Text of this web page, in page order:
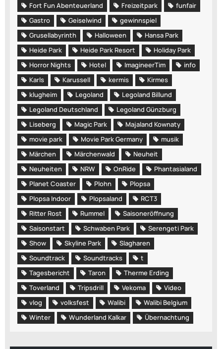
Fort Fun Abenteuerland Freizeitpark
funfair
Gastro
Geiselwind
gewinnspiel
Grusellabyrinth
Halloween
Hansa Park
Heide Park
Heide Park Resort
Holiday Park
Horror Nights
Hotel ImagineerTim
info
Karls
Karussell kermis
Kirmes
klugheim
Legoland
Legoland Billund
Legoland Deutschland
Legoland Günzburg
Liseberg
Magic Park
Majaland Kownaty
movie park
Movie Park Germany
musik
Märchen
Märchenwald
Neuheit
Neuheiten
NRW OnRide
Phantasialand
Planet Coaster
Plohn
Plopsa
Plopsa Indoor
Plopsaland
RCT3
Ritter Rost
Rummel
Saisoneröffnung
Saisonstart
Schwaben Park
Serengeti Park
Show
Skyline Park
Slagharen
Soundtrack
Soundtracks
t
Tagesbericht
Taron
Therme Erding
Toverland
Tripsdrill Vekoma
Video
vlog
volksfest Walibi
Walibi Belgium
Winter
Wunderland Kalkar Übernachtung